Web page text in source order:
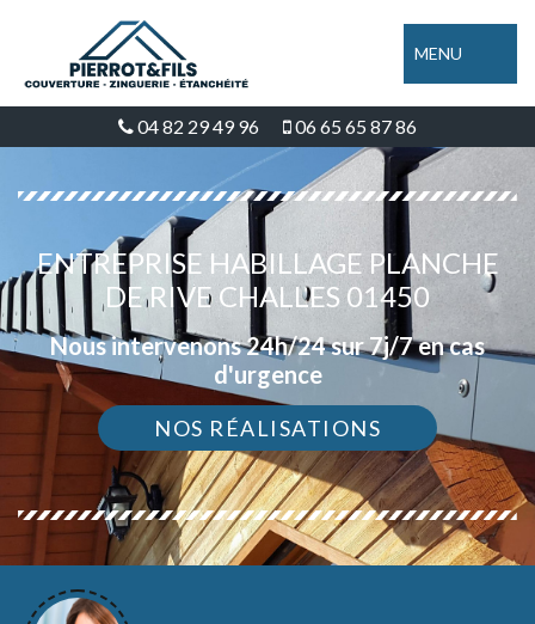
MENU
04 82 29 49 96 06 65 65 87 86
ENTREPRISE HABILLAGE PLANCHE
DE RIVE CHALLES 01450
Nous intervenons 24h/24 sur 7j/7 en cas
d'urgence
NOS RÉALISATIONS